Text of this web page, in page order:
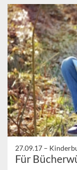
27.09.17 –
Für